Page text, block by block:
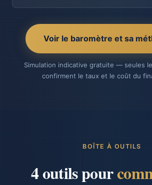
Voir le baromètre et sa
Simulation indicative gratuite — seules
confirment le taux et le coût du
BOÎTE À OUTILS
4 outils pour